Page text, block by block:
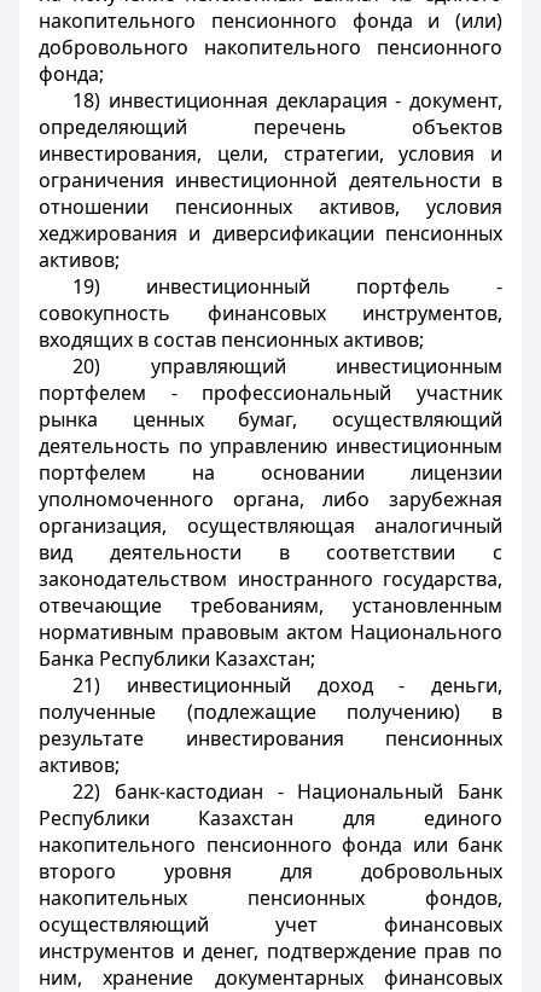
накопительного пенсионного фонда и (или)
добровольного накопительного пенсионного
фонда;
18) инвестиционная декларация - документ,
определяющий перечень объектов
инвестирования, цели, стратегии, условия и
ограничения инвестиционной деятельности в
отношении пенсионных активов, условия
хеджирования и диверсификации пенсионных
активов;
19) инвестиционный портфель -
совокупность финансовых инструментов,
входящих в состав пенсионных активов;
20) управляющий инвестиционным
портфелем - профессиональный участник
рынка ценных бумаг, осуществляющий
деятельность по управлению инвестиционным
портфелем на основании лицензии
уполномоченного органа, либо зарубежная
организация, осуществляющая аналогичный
вид деятельности в соответствии с
законодательством иностранного государства,
отвечающие требованиям, установленным
нормативным правовым актом Национального
Банка Республики Казахстан;
21) инвестиционный доход - деньги,
полученные (подлежащие получению) в
результате инвестирования пенсионных
активов;
22) банк-кастодиан - Национальный Банк
Республики Казахстан для единого
накопительного пенсионного фонда или банк
второго уровня для добровольных
накопительных пенсионных фондов,
осуществляющий учет финансовых
инструментов и денег, подтверждение прав по
ним, хранение документарных финансовых